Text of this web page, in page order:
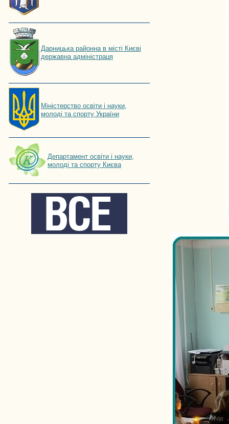
Дарницька районна в місті Києві
державна адміністраця
Мiнiстерство освiти і науки,
молоді та спорту України
Департамент освіти і науки,
молоді та спорту Києва